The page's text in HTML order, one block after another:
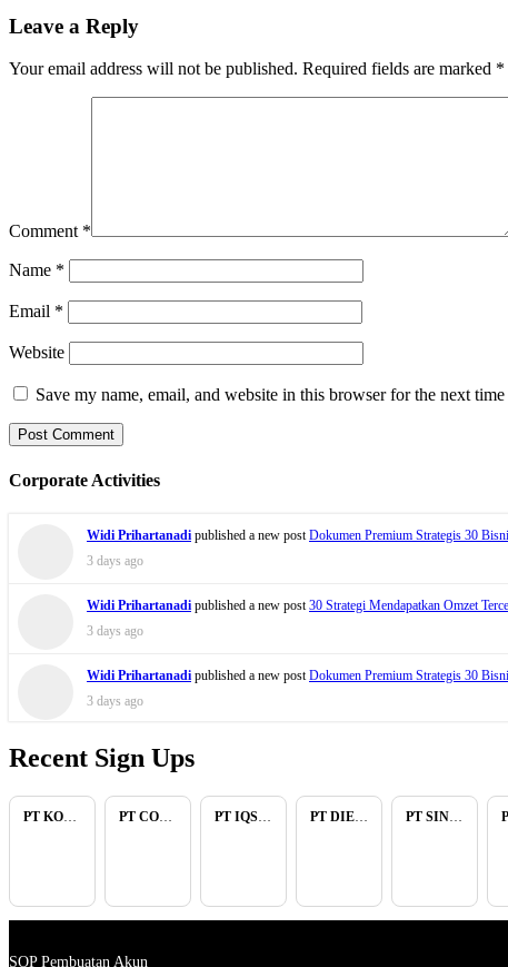
Leave a Reply
Your email address will not be published. Required fields are marked *
Comment *
Name *
Email *
Website
Save my name, email, and website in this browser for the next
Corporate Activities
Widi Prihartanadi published a new post Dokumen Premium Strategis 30
3 days ago
Widi Prihartanadi published a new post 30 Strategi Mendapatkan Omzet
3 days ago
Widi Prihartanadi published a new post Dokumen Premium Strategis 30
3 days ago
Recent Sign Ups
SOP Pembuatan Akun